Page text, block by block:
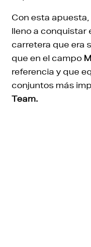
Con esta apuesta,
lleno a conquistar
carretera que era
que en el campo
referencia y que
conjuntos más
Team.